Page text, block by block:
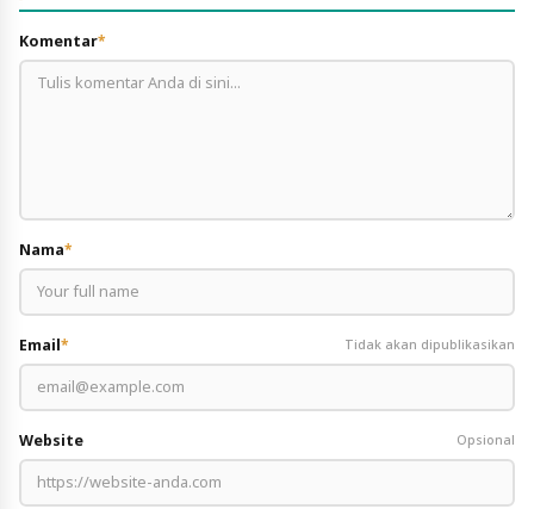
Komentar*
Nama*
Email* Tidak akan dipublikasikan
Website Opsional